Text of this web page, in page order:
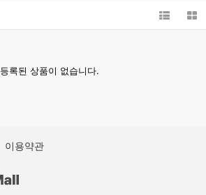
등록된 상품이 없습니다.
이용약관